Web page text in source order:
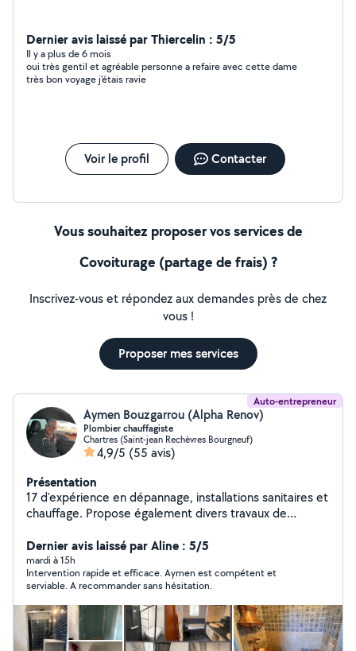
Dernier avis laissé par Thiercelin : 5/5
Il y a plus de 6 mois
oui très gentil et agréable personne a refaire avec cette dame
très bon voyage j'étais ravie
Voir le profil Contacter
Vous souhaitez proposer vos services de
Covoiturage (partage de frais) ?
Inscrivez-vous et répondez aux demandes près de chez
vous !
Proposer mes services
Auto-entrepreneur
Aymen Bouzgarrou (Alpha Renov)
Plombier chauffagiste
Chartres (Saint-jean Rechèvres Bourgneuf)
4,9/5 (55 avis)
Présentation
17 d'expérience en dépannage, installations sanitaires et
chauffage. Propose également divers travaux de
Dernier avis laissé par Aline : 5/5
mardi à 15h
Intervention rapide et efficace. Aymen est compétent et
serviable. A recommander sans hésitation.